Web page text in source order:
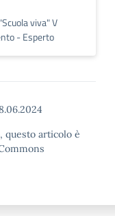
viva" V
- Esperto
questo articolo è